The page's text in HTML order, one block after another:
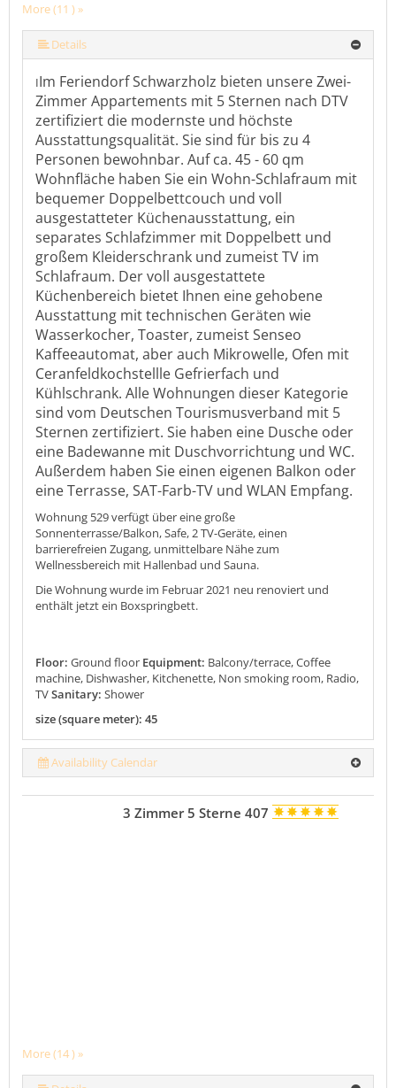
More (11 ) »
More (11 ) »
More (11 ) »
More (11 ) »
More (11 ) »
More (11 ) »
More (11 ) »
More (11 ) »
Details
IIm Feriendorf Schwarzholz bieten unsere Zwei-
Zimmer Appartements mit 5 Sternen nach DTV
zertifiziert die modernste und höchste
Ausstattungsqualität. Sie sind für bis zu 4
Personen bewohnbar. Auf ca. 45 - 60 qm
Wohnfläche haben Sie ein Wohn-Schlafraum mit
bequemer Doppelbettcouch und voll
ausgestatteter Küchenausstattung, ein
separates Schlafzimmer mit Doppelbett und
großem Kleiderschrank und zumeist TV im
Schlafraum. Der voll ausgestattete
Küchenbereich bietet Ihnen eine gehobene
Ausstattung mit technischen Geräten wie
Wasserkocher, Toaster, zumeist Senseo
Kaffeeautomat, aber auch Mikrowelle, Ofen mit
Ceranfeldkochstellle Gefrierfach und
Kühlschrank. Alle Wohnungen dieser Kategorie
sind vom Deutschen Tourismusverband mit 5
Sternen zertifiziert. Sie haben eine Dusche oder
eine Badewanne mit Duschvorrichtung und WC.
Außerdem haben Sie einen eigenen Balkon oder
eine Terrasse, SAT-Farb-TV und WLAN Empfang.
Wohnung 529 verfügt über eine große
Sonnenterrasse/Balkon, Safe, 2 TV-Geräte, einen
barrierefreien Zugang, unmittelbare Nähe zum
Wellnessbereich mit Hallenbad und Sauna.
Die Wohnung wurde im Februar 2021 neu renoviert und
enthält jetzt ein Boxspringbett.
Floor: Ground floor Equipment: Balcony/terrace, Coffee
machine, Dishwasher, Kitchenette, Non smoking room, Radio,
TVSanitary: Shower
size (square meter): 45
Availability Calendar
More (14 ) »
3 Zimmer 5 Sterne 407